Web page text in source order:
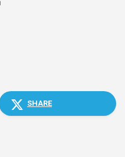
SHARE